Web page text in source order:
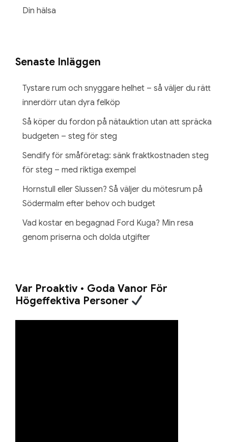
Din hälsa
Senaste Inläggen
Tystare rum och snyggare helhet – så väljer du rätt
innerdörr utan dyra felköp
Så köper du fordon på nätauktion utan att spräcka
budgeten – steg för steg
Sendify för småföretag: sänk fraktkostnaden steg
för steg – med riktiga exempel
Hornstull eller Slussen? Så väljer du mötesrum på
Södermalm efter behov och budget
Vad kostar en begagnad Ford Kuga? Min resa
genom priserna och dolda utgifter
Var Proaktiv • Goda Vanor För
Högeffektiva Personer